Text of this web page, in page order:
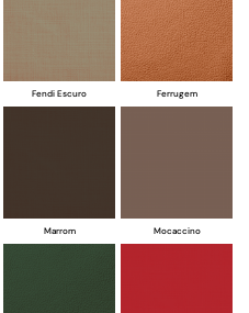
Fendi Escuro Ferrugem
Marrom Mocaccino